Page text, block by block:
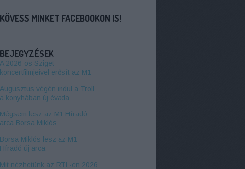
KÖVESS MINKET FACEBOOKON IS!
BEJEGYZÉSEK
A 2026-os Sziget
koncertfilmjeivel erősít az M1
Augusztus végén indul a Troll
a konyhában új évada
Mégsem lesz az M1 Híradó
arca Borsa Miklós
Borsa Miklós lesz az M1
Híradó új arca
Mit nézhetünk az RTL-en 2026